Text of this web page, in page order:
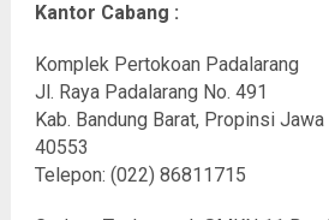
Kantor Cabang :
Komplek Pertokoan Padalarang
Jl. Raya Padalarang No. 491
Kab. Bandung Barat, Propinsi
40553
Telepon: (022) 86811715